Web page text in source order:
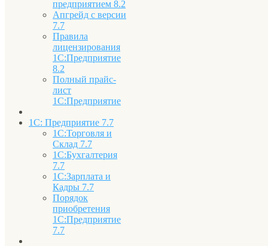
предприятием 8.2
Апгрейд с версии
7.7
Правила
лицензирования
1С:Предприятие
8.2
Полный прайс-
лист
1С:Предприятие
1С: Предприятие 7.7
1С:Торговля и
Склад 7.7
1С:Бухгалтерия
7.7
1С:Зарплата и
Кадры 7.7
Порядок
приобретения
1С:Предприятие
7.7